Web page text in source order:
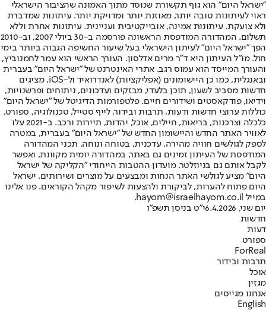
"ישראל היום" הוא גוף תקשורת שנוסד מתוך האמונה שהציבור הישראלי
ראוי לעיתונות טובה יותר, מאוזנת יותר ומדויקת יותר. עיתונות שמדברת
ולא צועקת. עיתונות אמינה, אובייקטיבית ועניינית. עיתונות אחרת וללא
תשלום. המהדורה המודפסת הראשונה פורסמה ב-30 ביולי 2007, וב-2010
הפך "ישראל היום" לעיתון הישראלי בעל שיעור החשיפה הגבוה ביותר בימי
חול. מו"ל העיתון היא ד"ר מרים אדלסון. העורך הראשי הוא עמר לחמנוביץ,
והעורך המייסד הוא עמוס רגב. אתרי האינטרנט של "ישראל היום" בעברית
ובאנגלית, כמו כן היישומונים (אפליקציות) לאנדרואיד ול-iOS, מציגים
חדשות מסביב לשעון, תוכן בלעדי, מבזקים ועדכונים, ניתוחים ופרשנויות,
וידיאו, פודקאסטים ושידורים חיים. פלטפורמות הדיגיטל של "ישראל היום"
כוללות ערוצי חדשות ודעות, תרבות ובידור, לייף סטייל, טכנולוגיה, ספורט,
כלכלה וצרכנות, בריאות, חיילים, אוכל, יהדות, תיירות ורכב. ב-2021 עלו
לאוויר האתר החדש והיישומון החדש של "ישראל היום" בעברית, במטרה
לספק לגולשים חוויה מהירה, עדכנית, בטוחה ונוחה. תכני המהדורה
המודפסת של העיתון זמינים גם באתר, במהדורה יומית מקוונת, ואפשר
לקבל אותם גם בניוזלטר. מועדון ההטבות הייחודי "הקליקה של ישראל
היום" מציע לגולשי האתר הנחות ומבצעים על מוצרים ושירותים. ישראל
היום פתוח להערות, לביקורת ולהצעות לשיפור מקהל הקוראים. פנו אלינו
במייל hayom@israelhayom.co.il.
יום שני, 6.4.2026
י"ט בניסן תשפ"ו
חדשות
דעות
ספורט
ForReal
תרבות ובידור
אוכל
מגזין
אנחנו מגייסים
English